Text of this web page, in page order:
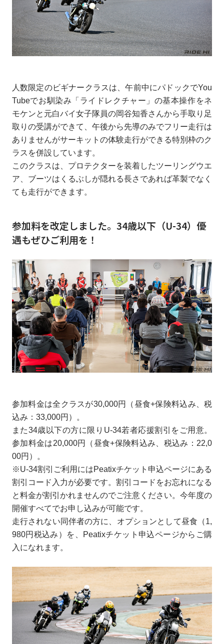
人数限定のビギナークラスは、午前中にパドックでYou
Tubeでお馴染み「ライドレクチャー」の基本操作をネ
モケンと元白バイ女子隊員の岡谷知香さんから手取り足
取りの受講ができて、午後から先導のみでフリー走行は
ありませんがサーキットの体験走行ができる特別枠のク
ラスを併設しています。
このクラスは、プロテクターを装着したツーリングウエ
ア、ブーツはくるぶしが隠れる長さであれば革製でなく
ても走行ができます。
参加料を改定しました。34歳以下（U-34）優
遇もぜひご利用を！
参加料金は全クラスが30,000円（昼食+保険料込み、税
込み：33,000円）。
また34歳以下の方に限りU-34若者応援割引をご用意。
参加料金は20,000円（昼食+保険料込み、税込み：22,0
00円）。
※U-34割引ご利用にはPeatixチケット申込ページにある
割引コード入力が必要です。割引コードをお忘れになる
と料金が割引かれませんのでご注意ください。今年度の
開催すべてでお申し込みが可能です。
走行されない同伴者の方に、オプションとして昼食（1,
980円税込み）を、Peatixチケット申込ページからご購
入になれます。